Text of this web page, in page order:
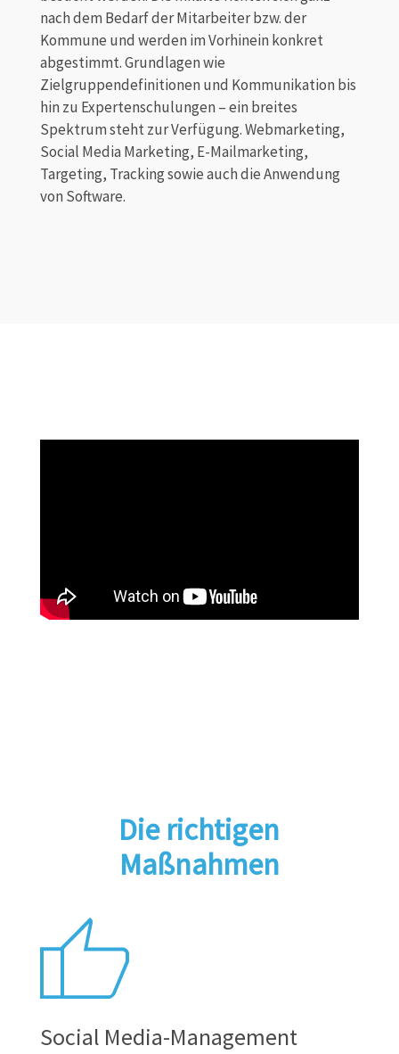
nach dem Bedarf der Mitarbeiter bzw. der
Kommune und werden im Vorhinein konkret
abgestimmt. Grundlagen wie
Zielgruppendefinitionen und Kommunikation bis
hin zu Expertenschulungen – ein breites
Spektrum steht zur Verfügung. Webmarketing,
Social Media Marketing, E-Mailmarketing,
Targeting, Tracking sowie auch die Anwendung
von Software.
Die richtigen
Maßnahmen
Social Media-Management